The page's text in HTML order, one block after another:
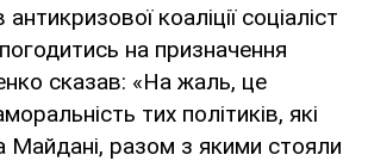
антикризової коаліції соціаліст
на призначення
сказав: «На жаль, це
тих політиків, які
Майдані, разом з якими стояли